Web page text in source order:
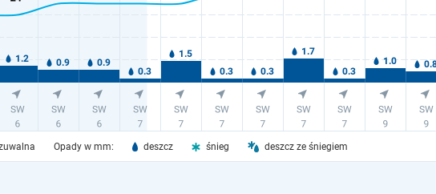
Opady w mm: deszcz śnieg deszcz ze śniegiem